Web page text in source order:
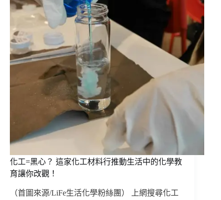
化工=黑心？ 這家化工材料行推動生活中的化學教
育讓你改觀！
（首圖來源/LiFe生活化學粉絲團） 上網搜尋化工